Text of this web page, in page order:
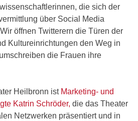
die sich der
über Social Media
öffnen Twitterern die Türen der
Kultureinrichtungen den Weg in
die Frauen ihre
Heilbronn ist Marketing- und
Katrin Schröder, die das Theater
Netzwerken präsentiert und in